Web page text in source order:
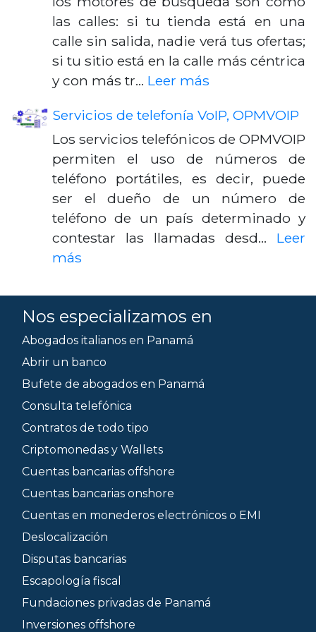
las calles: si tu tienda está en una
calle sin salida, nadie verá tus ofertas;
si tu sitio está en la calle más céntrica
y con más tr… Leer más
Servicios de telefonía VoIP, OPMVOIP
Los servicios telefónicos de OPMVOIP
permiten el uso de números de
teléfono portátiles, es decir, puede
ser el dueño de un número de
teléfono de un país determinado y
contestar las llamadas desd… Leer
más
Nos especializamos en
Abogados italianos en Panamá
Abrir un banco
Bufete de abogados en Panamá
Consulta telefónica
Contratos de todo tipo
Criptomonedas y Wallets
Cuentas bancarias offshore
Cuentas bancarias onshore
Cuentas en monederos electrónicos o EMI
Deslocalización
Disputas bancarias
Escapología fiscal
Fundaciones privadas de Panamá
Inversiones offshore